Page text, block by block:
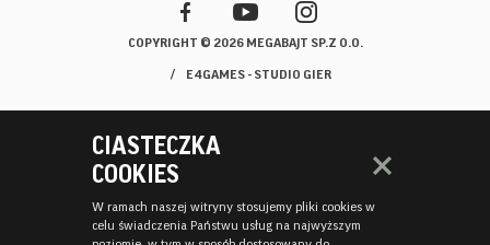
COPYRIGHT © 2026 MEGABAJT SP.Z O.O.
E4GAMES - STUDIO GIER
W ramach naszej witryny stosujemy pliki cookies w
celu świadczenia Państwu usług na najwyższym
CIASTECZKA
COOKIES